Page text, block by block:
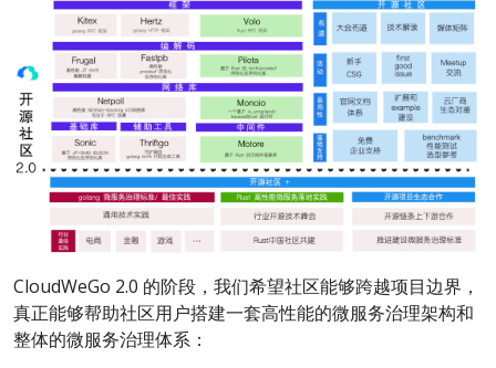
CloudWeGo 2.0 的阶段，我们希望社区能够跨越项目边界，
真正能够帮助社区用户搭建一套高性能的微服务治理架构和
整体的微服务治理体系：